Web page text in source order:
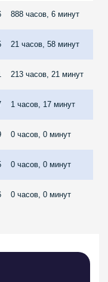
888 часов, 6 минут
21 часов, 58 минут
213 часов, 21 минут
1 часов, 17 минут
0 часов, 0 минут
0 часов, 0 минут
0 часов, 0 минут